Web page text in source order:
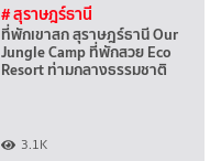
# สุราษฎร์ธานี
ที่พักเขาสก สุราษฎร์ธานี Our
Jungle Camp ที่พักสวย Eco
Resort ท่ามกลางธรรมชาติ
3.1K